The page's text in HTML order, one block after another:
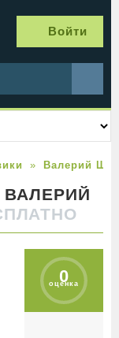
Войти
Валерий
ВАЛЕРИЙ
0
оценка